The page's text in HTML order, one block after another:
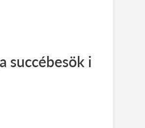
succébesök i